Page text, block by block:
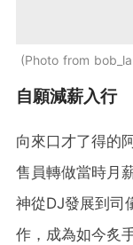
Photo from
自願減薪入行
向來口才了得的
售員轉做當時月
神從DJ發展到司
作，成為如今炙